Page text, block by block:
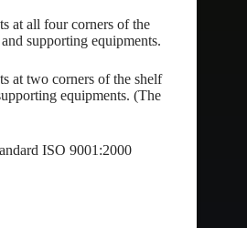
at all four corners of the
supporting equipments.
at two corners of the shelf
equipments. (The
ISO 9001:2000